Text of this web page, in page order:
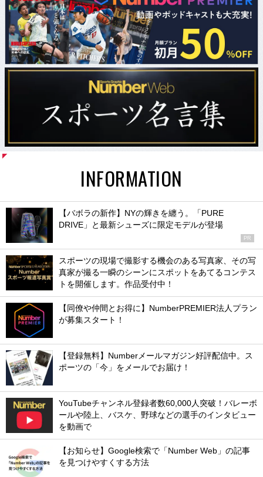
INFORMATION
【バボラの新作】NYの輝きを纏う。「PURE
DRIVE」と最新シューズに限定モデルが登場
PR
スポーツの現場で撮影する機会のある写真家、その写
真家が撮る一瞬のシーンにスポットをあてるコンテス
トを開催します。作品受付中！
【同僚や仲間とお得に】NumberPREMIER法人プラン
が募集スタート！
【登録無料】Numberメールマガジン好評配信中。ス
ポーツの「今」をメールでお届け！
YouTubeチャンネル登録者数60,000人突破！バレーボ
ールや陸上、バスケ、野球などの選手のインタビュー
を動画で
【お知らせ】Google検索で「Number Web」の記事
を見つけやすくする方法